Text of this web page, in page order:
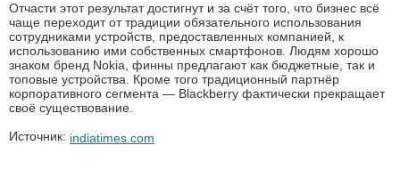
Отчасти этот результат достигнут и за счёт того, что бизнес всё
чаще переходит от традиции обязательного использования
сотрудниками устройств, предоставленных компанией, к
использованию ими собственных смартфонов. Людям хорошо
знаком бренд Nokia, финны предлагают как бюджетные, так и
топовые устройства. Кроме того традиционный партнёр
корпоративного сегмента — Blackberry фактически прекращает
своё существование.
Источник: indiatimes.com